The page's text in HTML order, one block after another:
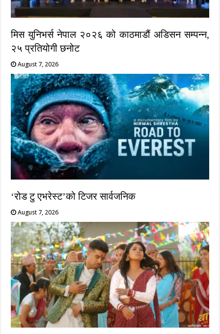
मिस युनिभर्स नेपाल २०२६ को काठमाडौं अडिसन सम्पन्न,
२५ प्रतियोगी छनोट
August 7, 2026
‘रोड टु एभरेस्ट’को टिजर सार्वजनिक
August 7, 2026